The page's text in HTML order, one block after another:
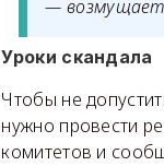
—
Уроки скандала
Чтобы не
нужно провести
комитетов и